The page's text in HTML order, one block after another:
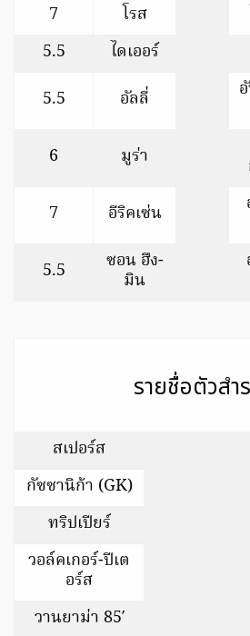
7
โรส
5.5
ไดเออร์
5.5
อัลลี่
6 มูร่า
7 อีริคเซ่น
5.5 ซอน ฮึง-
มิน
รายชื่อตัวสำ
สเปอร์ส
กัซซานิก้า (GK)
ทริปเปียร์
วอล์คเกอร์-ปีเต
อร์ส
วานยาม่า 85′